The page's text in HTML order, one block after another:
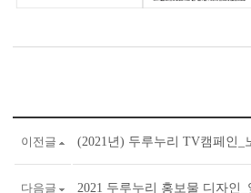
이전글 (2021년) 두루누리 TV캠페인_
다음글 2021 두루누리 홍보물 디자인_